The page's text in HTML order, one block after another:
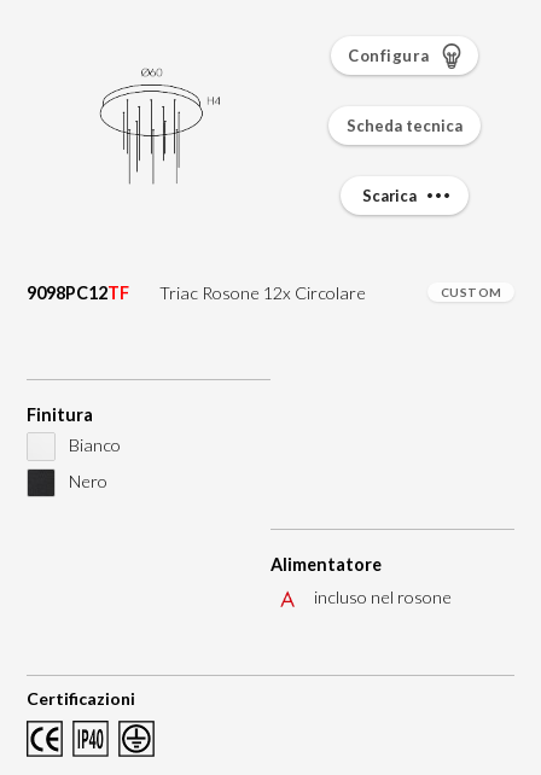
9098PC12TF Triac Rosone 12x Circolare CUSTOM
Finitura
Bianco
Nero
Alimentatore
incluso nel rosone
Certificazioni
Configura
Scheda tecnica
Scarica